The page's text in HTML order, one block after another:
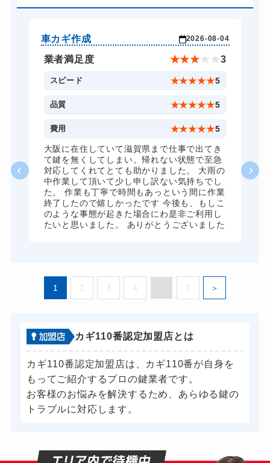
スーツケースカギ開け 8,800円～(税込)
スーツケースカギ作成 8,800円～(税込)
金庫カギ開け 14,300円～(税込)
金庫カギ修理 11,000円～(税込)
8,800円～(税込)
ドアノブカギ開け 10,780円～(税込)
ドアノブカギ作成 8,800円～(税込)
ドアノブカギ交換 11,000円～(税込)
車カギ作成 2026-08-04
業者満足度 ★★★ ★ ★3
スピード ★★★★★5
品質 ★★★★★5
費用 ★★★★★5
大阪に在住していて滋賀県まで仕事で出てき
て鍵を無くしてしまい。帰れない状態で至急
対応してくれてとても助かりました。 大雨の
中作業して頂いて少し申し訳ない気持ちでし
た。 作業も丁寧で時間もあっという間に作業
終了したので嬉しかったです 今後も、もしこ
のような事態が起きた場合にわ是非ご利用し
たいと思いました。 ありがとうございました
1 2 3 4 7
カギ110番認定加盟店とは
カギ110番認定加盟店は、カギ110番が自身を
もってご紹介するプロの鍵業者です。
お客様のお悩みを解決するため、あらゆる鍵の
トラブルに対応します。